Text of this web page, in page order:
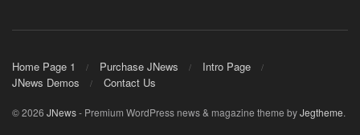
Home Page 1 Purchase JNews
Intro Page
JNews Demos
Contact Us
© 2026 JNews- Premium WordPress news & magazine theme byJegtheme.